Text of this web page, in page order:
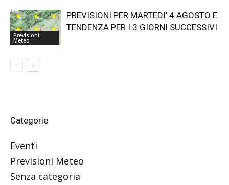
Previsioni
Meteo
PREVISIONI PER MARTEDI’ 4 AGOSTO E
TENDENZA PER I 3 GIORNI SUCCESSIVI
Categorie
Eventi
Previsioni Meteo
Senza categoria